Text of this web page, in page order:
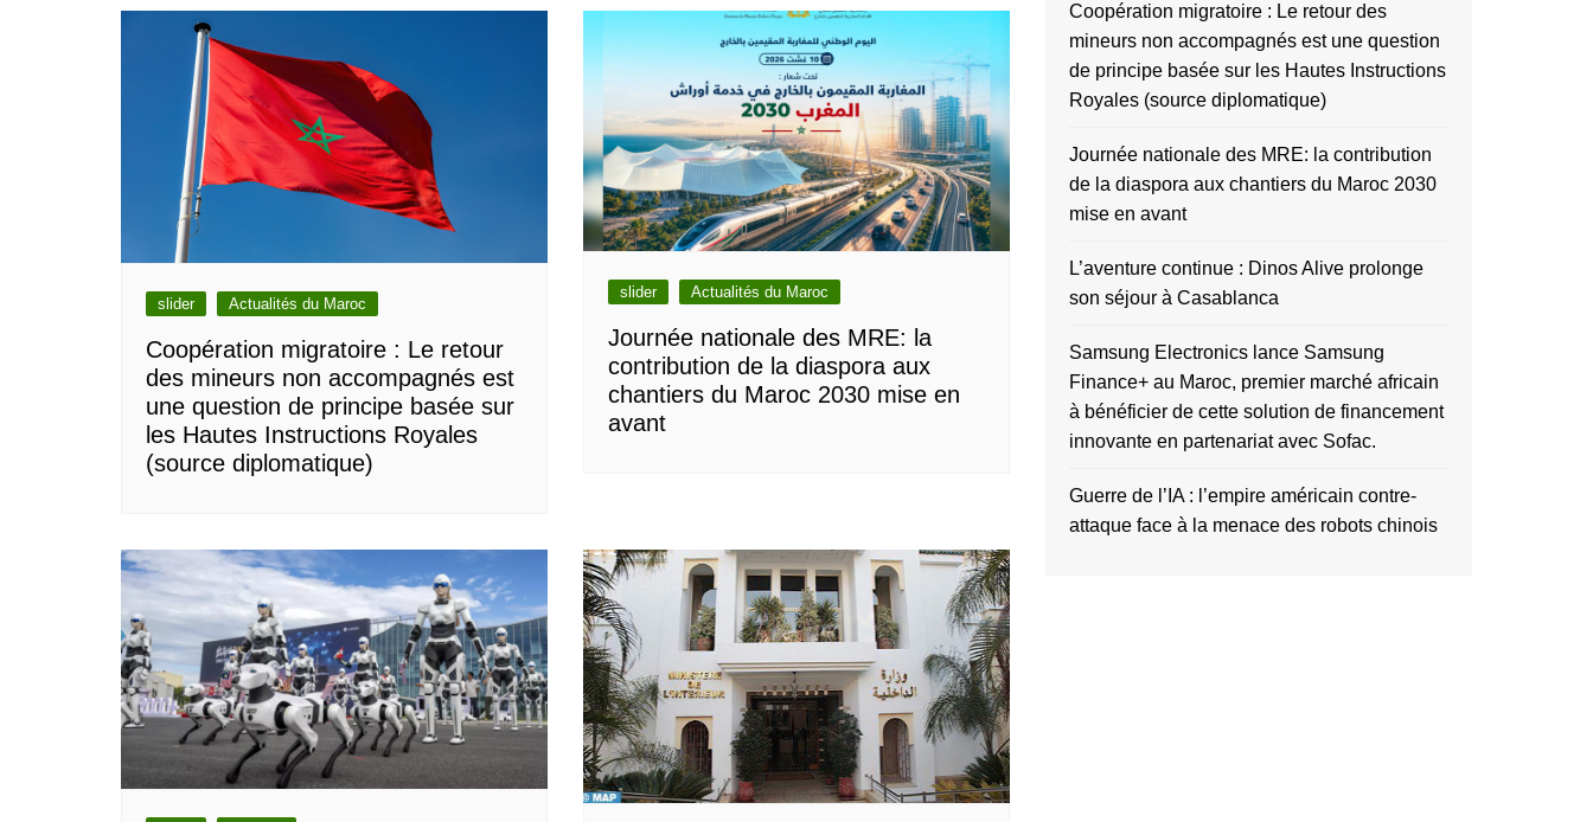
l’article
slider Actualités du Maroc
Coopération migratoire : Le retour
des mineurs non accompagnés est
une question de principe basée sur
les Hautes Instructions Royales
(source diplomatique)
slider Actualités du Maroc
Journée nationale des MRE: la
contribution de la diaspora aux
chantiers du Maroc 2030 mise en
avant
Coopération migratoire : Le retour des
mineurs non accompagnés est une question
de principe basée sur les Hautes Instructions
Royales (source diplomatique)
Journée nationale des MRE: la contribution
de la diaspora aux chantiers du Maroc 2030
mise en avant
L’aventure continue : Dinos Alive prolonge
son séjour à Casablanca
Samsung Electronics lance Samsung
Finance+ au Maroc, premier marché africain
à bénéficier de cette solution de financement
innovante en partenariat avec Sofac.
Guerre de l’IA : l’empire américain contre-
attaque face à la menace des robots chinois